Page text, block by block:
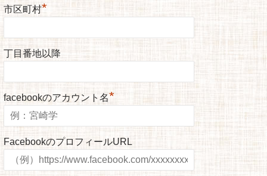
市区町村*
丁目番地以降
facebookのアカウント名*
FacebookのプロフィールURL